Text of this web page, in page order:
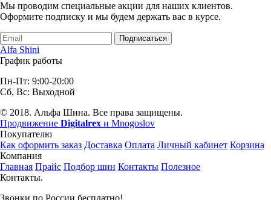
Мы проводим специальные акции для наших клиентов.
Оформите подписку и мы будем держать вас в курсе.
Подписаться
Alfa Shini
График работы
Пн-Пт: 9:00-20:00
Сб, Вс: Выходной
© 2018. Альфа Шина. Все права защищены.
Продвижение Digitalrex и Mnogoslov
Покупателю
Как оформить заказ Доставка Оплата Личный кабинет Корзина
Компания
Главная Прайс Подбор шин Контакты Полезное
Контакты.